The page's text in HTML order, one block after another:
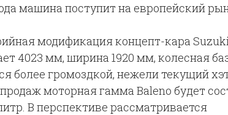
машина поступит на европейский
модификация концепт-кара
4023 мм, ширина 1920 мм, колесная
более громоздкой, нежели текущий
моторная гамма Baleno будет
В перспективе рассматривается